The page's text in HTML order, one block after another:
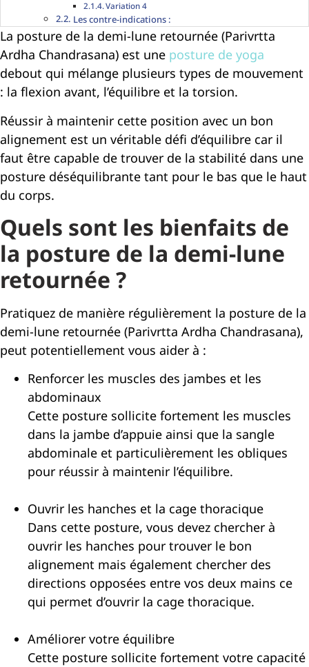
Variation 4
Les contre-indications :
La posture de la demi-lune retournée (Parivrtta
Ardha Chandrasana) est une posture de yoga
debout qui mélange plusieurs types de mouvement
: la flexion avant, l’équilibre et la torsion.
Réussir à maintenir cette position avec un bon
alignement est un véritable défi d’équilibre car il
faut être capable de trouver de la stabilité dans une
posture déséquilibrante tant pour le bas que le haut
du corps.
Quels sont les bienfaits de
la posture de la demi-lune
retournée ?
Pratiquez de manière régulièrement la posture de la
demi-lune retournée (Parivrtta Ardha Chandrasana),
peut potentiellement vous aider à :
Renforcer les muscles des jambes et les
abdominaux
Cette posture sollicite fortement les muscles
dans la jambe d’appuie ainsi que la sangle
abdominale et particulièrement les obliques
pour réussir à maintenir l’équilibre.
Ouvrir les hanches et la cage thoracique
Dans cette posture, vous devez chercher à
ouvrir les hanches pour trouver le bon
alignement mais également chercher des
directions opposées entre vos deux mains ce
qui permet d’ouvrir la cage thoracique.
Améliorer votre équilibre
Cette posture sollicite fortement votre capacité